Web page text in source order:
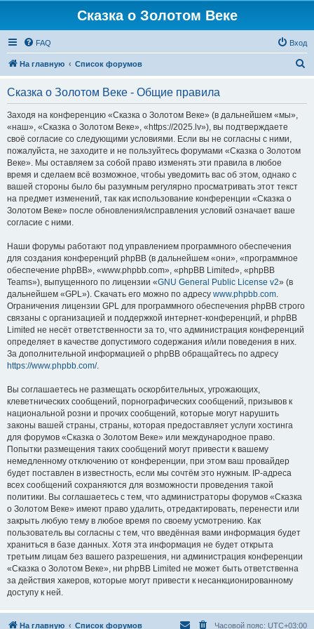
Сказка о Золотом Веке
FAQ Вход
На главную Список форумов
Сказка о Золотом Веке - Общие правила
Заходя на конференцию «Сказка о Золотом Веке» (в дальнейшем «мы»,
«наш», «Сказка о Золотом Веке», «https://2025.lv»), вы подтверждаете
своё согласие со следующими условиями. Если вы не согласны с ними,
пожалуйста, не заходите и не пользуйтесь форумами «Сказка о Золотом
Веке». Мы оставляем за собой право изменять эти правила в любое
время и сделаем всё возможное, чтобы уведомить вас об этом, однако с
вашей стороны было бы разумным регулярно просматривать этот текст
на предмет изменений, так как использование конференции «Сказка о
Золотом Веке» после обновления/исправления условий означает ваше
согласие с ними.
Наши форумы работают под управлением программного обеспечения
для создания конференций phpBB (в дальнейшем «они», «программное
обеспечение phpBB», «www.phpbb.com», «phpBB Limited», «phpBB
Teams»), выпущенного по лицензии «GNU General Public License v2» (в
дальнейшем «GPL»). Скачать его можно по адресу www.phpbb.com.
Ограничения лицензии GPL для программного обеспечения phpBB строго
связаны с организацией и поддержкой интернет-конференций, и phpBB
Limited не несёт ответственности за то, что администрация конференций
определяет в качестве допустимого содержания и/или поведения в них.
За дополнительной информацией о phpBB обращайтесь по адресу
https://www.phpbb.com/.
Вы соглашаетесь не размещать оскорбительных, угрожающих,
клеветнических сообщений, порнографических сообщений, призывов к
национальной розни и прочих сообщений, которые могут нарушить
законы вашей страны, страны, которая предоставляет услуги хостинга
для форумов «Сказка о Золотом Веке» или международное право.
Попытки размещения таких сообщений могут привести к вашему
немедленному отключению от конференции, при этом ваш провайдер
будет поставлен в известность, если мы сочтём это нужным. IP-адреса
всех сообщений сохраняются для возможности проведения такой
политики. Вы соглашаетесь с тем, что администраторы форумов «Сказка
о Золотом Веке» имеют право удалить, отредактировать, перенести или
закрыть любую тему в любое время по своему усмотрению. Как
пользователь вы согласны с тем, что введённая вами информация будет
храниться в базе данных. Хотя эта информация не будет открыта
третьим лицам без вашего разрешения, ни администрация конференции
«Сказка о Золотом Веке», ни phpBB Limited не может быть ответственна
за действия хакеров, которые могут привести к несанкционированному
доступу к ней.
На главную Список форумов Часовой пояс: UTC+03:00